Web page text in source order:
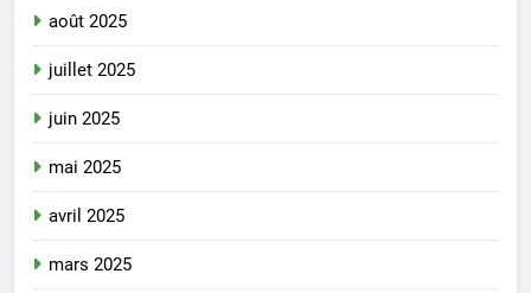
août 2025
juillet 2025
juin 2025
mai 2025
avril 2025
mars 2025